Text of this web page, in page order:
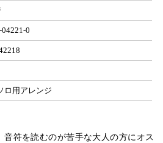
0
ロ用アレンジ
音符を読むのが苦手な大人の方にオス